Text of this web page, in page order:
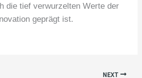
die tief verwurzelten Werte der
geprägt ist.
NEXT